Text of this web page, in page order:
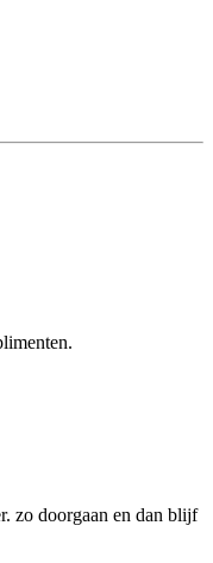
zo doorgaan en dan blijf